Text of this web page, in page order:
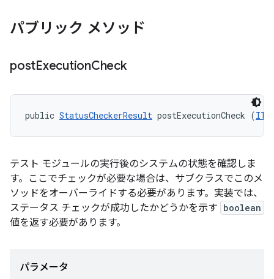
パブリック メソッド
postExecutionCheck
public StatusCheckerResult postExecutionCheck (
テスト モジュールの実行後のシステムの状態を確認しま
す。ここでチェックが必要な場合は、サブクラスでこのメ
ソッドをオーバーライドする必要があります。実装では、
ステータス チェックが成功したかどうかを示す boolean
値を返す必要があります。
パラメータ